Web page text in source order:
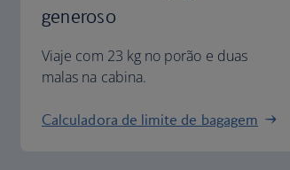
generoso
Viaje com 23 kg no porão e duas
malas na cabina.
Calculadora de limite de bagagem